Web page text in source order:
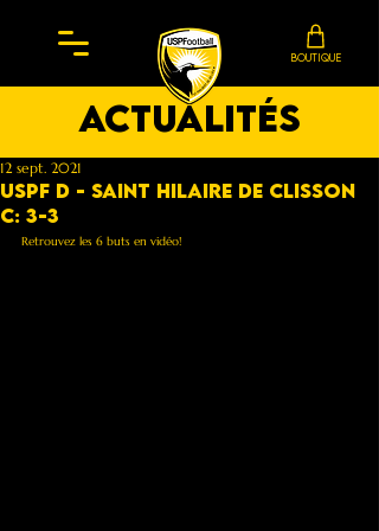
BOUTIQUE
actualités
USPF D - Saint Hilaire de clisson
C: 3-3
12 sept. 2021
Retrouvez les 6 buts en vidéo!